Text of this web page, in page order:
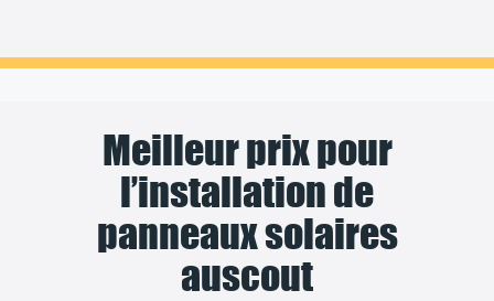
Meilleur prix pour
l’installation de
panneaux solaires
auscout